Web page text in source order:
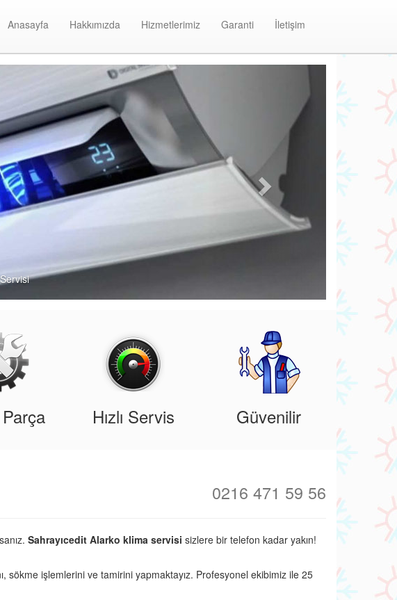
Anasayfa Hakkımızda Hizmetlerimiz Garanti İletişim
Hızlı Servis Güvenilir
0216 471 59 56
Sahrayıcedit Alarko klima servisi sizlere bir telefon kadar yakın!
sökme işlemlerini ve tamirini yapmaktayız. Profesyonel ekibimiz ile 25